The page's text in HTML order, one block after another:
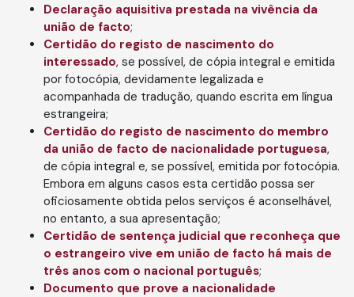
Declaração aquisitiva prestada na vivência da
união de facto;
Certidão do registo de nascimento do
interessado, se possível, de cópia integral e emitida
por fotocópia, devidamente legalizada e
acompanhada de tradução, quando escrita em língua
estrangeira;
Certidão do registo de nascimento do membro
da união de facto de nacionalidade portuguesa,
de cópia integral e, se possível, emitida por fotocópia.
Embora em alguns casos esta certidão possa ser
oficiosamente obtida pelos serviços é aconselhável,
no entanto, a sua apresentação;
Certidão de sentença judicial que reconheça que
o estrangeiro vive em união de facto há mais de
três anos com o nacional português;
Documento que prove a nacionalidade